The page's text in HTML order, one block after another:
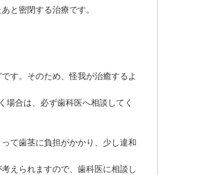
と密閉する治療です。
す。そのため、怪我が治癒するよ
合は、必ず歯科医へ相談してく
て歯茎に負担がかかり、少し違和
えられますので、歯科医に相談し